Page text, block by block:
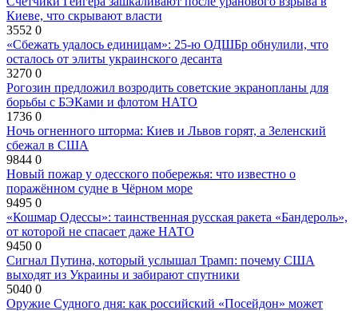
Киеве, что скрывают власти
3552 0
«Сбежать удалось единицам»: 25-ю ОДШБр обнулили, что
осталось от элиты украинского десанта
3270 0
Рогозин предложил возродить советские экранопланы для
борьбы с БЭКами и флотом НАТО
1736 0
Ночь огненного шторма: Киев и Львов горят, а Зеленский
сбежал в США
9844 0
Новый пожар у одесского побережья: что известно о
поражённом судне в Чёрном море
9495 0
«Кошмар Одессы»: таинственная русская ракета «Бандероль»,
от которой не спасает даже НАТО
9450 0
Сигнал Путина, который услышал Трамп: почему США
выходят из Украины и забирают спутники
5040 0
Оружие Судного дня: как российский «Посейдон» может